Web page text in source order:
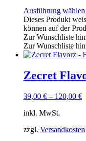
Ausführung wählen
Dieses Produkt
können auf der
Zur Wunschliste
Zur Wunschliste
Zecret
39,00 € – 120,00 €
inkl. MwSt.
zzgl. Versandkosten